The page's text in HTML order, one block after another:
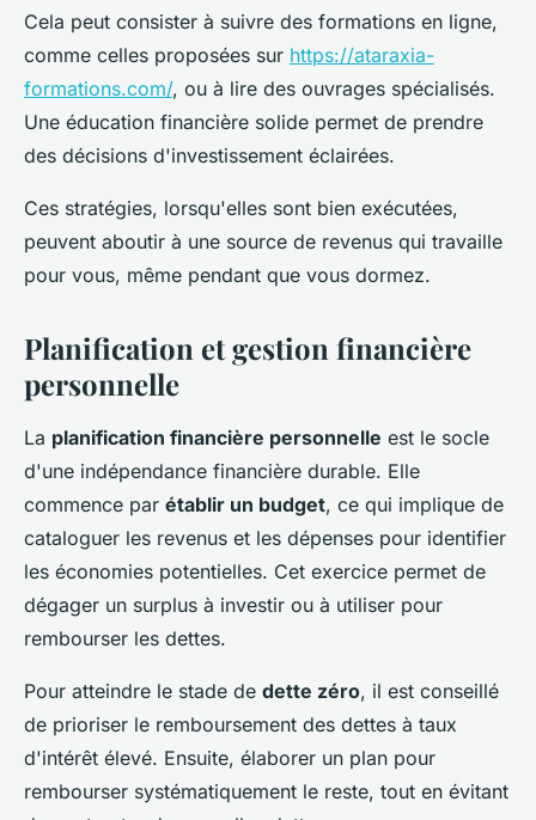
Cela peut consister à suivre des formations en ligne,
comme celles proposées sur https://ataraxia-
formations.com/, ou à lire des ouvrages spécialisés.
Une éducation financière solide permet de prendre
des décisions d'investissement éclairées.
Ces stratégies, lorsqu'elles sont bien exécutées,
peuvent aboutir à une source de revenus qui travaille
pour vous, même pendant que vous dormez.
Planification et gestion financière
personnelle
La planification financière personnelle est le socle
d'une indépendance financière durable. Elle
commence par établir un budget, ce qui implique de
cataloguer les revenus et les dépenses pour identifier
les économies potentielles. Cet exercice permet de
dégager un surplus à investir ou à utiliser pour
rembourser les dettes.
Pour atteindre le stade de dette zéro, il est conseillé
de prioriser le remboursement des dettes à taux
d'intérêt élevé. Ensuite, élaborer un plan pour
rembourser systématiquement le reste, tout en évitant